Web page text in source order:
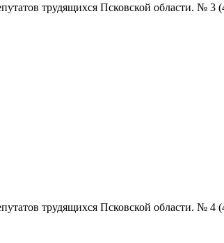
трудящихся Псковской области. № 3
трудящихся Псковской области. № 4